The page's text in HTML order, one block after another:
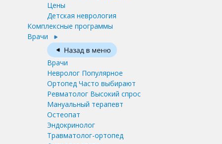
Цены
Детская неврология
Комплексные программы
Врачи
Врачи
Невролог Популярное
Ортопед Часто выбирают
Ревматолог Высокий спрос
Мануальный терапевт
Остеопат
Эндокринолог
Травматолог-ортопед